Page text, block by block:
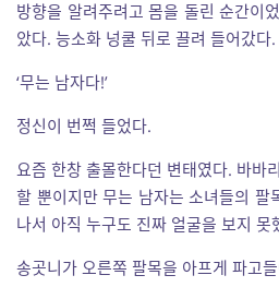
방향을 알려주려고 몸을 돌린 순간이
았다. 능소화 넝쿨 뒤로 끌려 들어갔다.
‘무는 남자다!’
정신이 번쩍 들었다.
요즘 한창 출몰한다던 변태였다. 바바
할 뿐이지만 무는 남자는 소녀들의 팔
나서 아직 누구도 진짜 얼굴을 보지 못
송곳니가 오른쪽 팔목을 아프게 파고